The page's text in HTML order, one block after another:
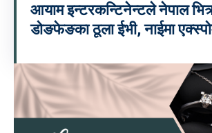
आयाम इन्टरकन्टिनेन्टले नेपाल
डोङफेङका ठूला ईभी, नाईमा